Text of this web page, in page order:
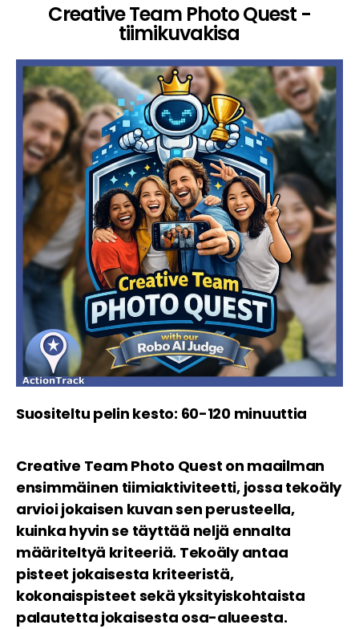
Creative Team Photo Quest -
tiimikuvakisa
Suositeltu pelin kesto: 60-120 minuuttia
Creative Team Photo Quest on maailman
ensimmäinen tiimiaktiviteetti, jossa tekoäly
arvioi jokaisen kuvan sen perusteella,
kuinka hyvin se täyttää neljä ennalta
määriteltyä kriteeriä. Tekoäly antaa
pisteet jokaisesta kriteeristä,
kokonaispisteet sekä yksityiskohtaista
palautetta jokaisesta osa-alueesta.